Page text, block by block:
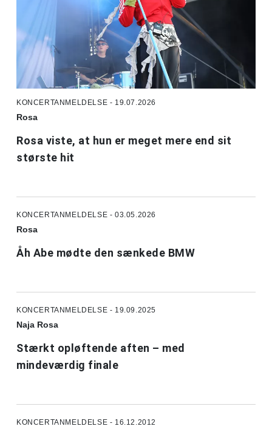
KONCERTANMELDELSE - 19.07.2026
Rosa
Rosa viste, at hun er meget mere end sit
største hit
KONCERTANMELDELSE - 03.05.2026
Rosa
Åh Abe mødte den sænkede BMW
KONCERTANMELDELSE - 19.09.2025
Naja Rosa
Stærkt opløftende aften – med
mindeværdig finale
KONCERTANMELDELSE - 16.12.2012